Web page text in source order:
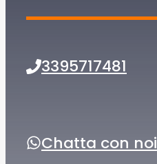
3395717481
Chatta con noi